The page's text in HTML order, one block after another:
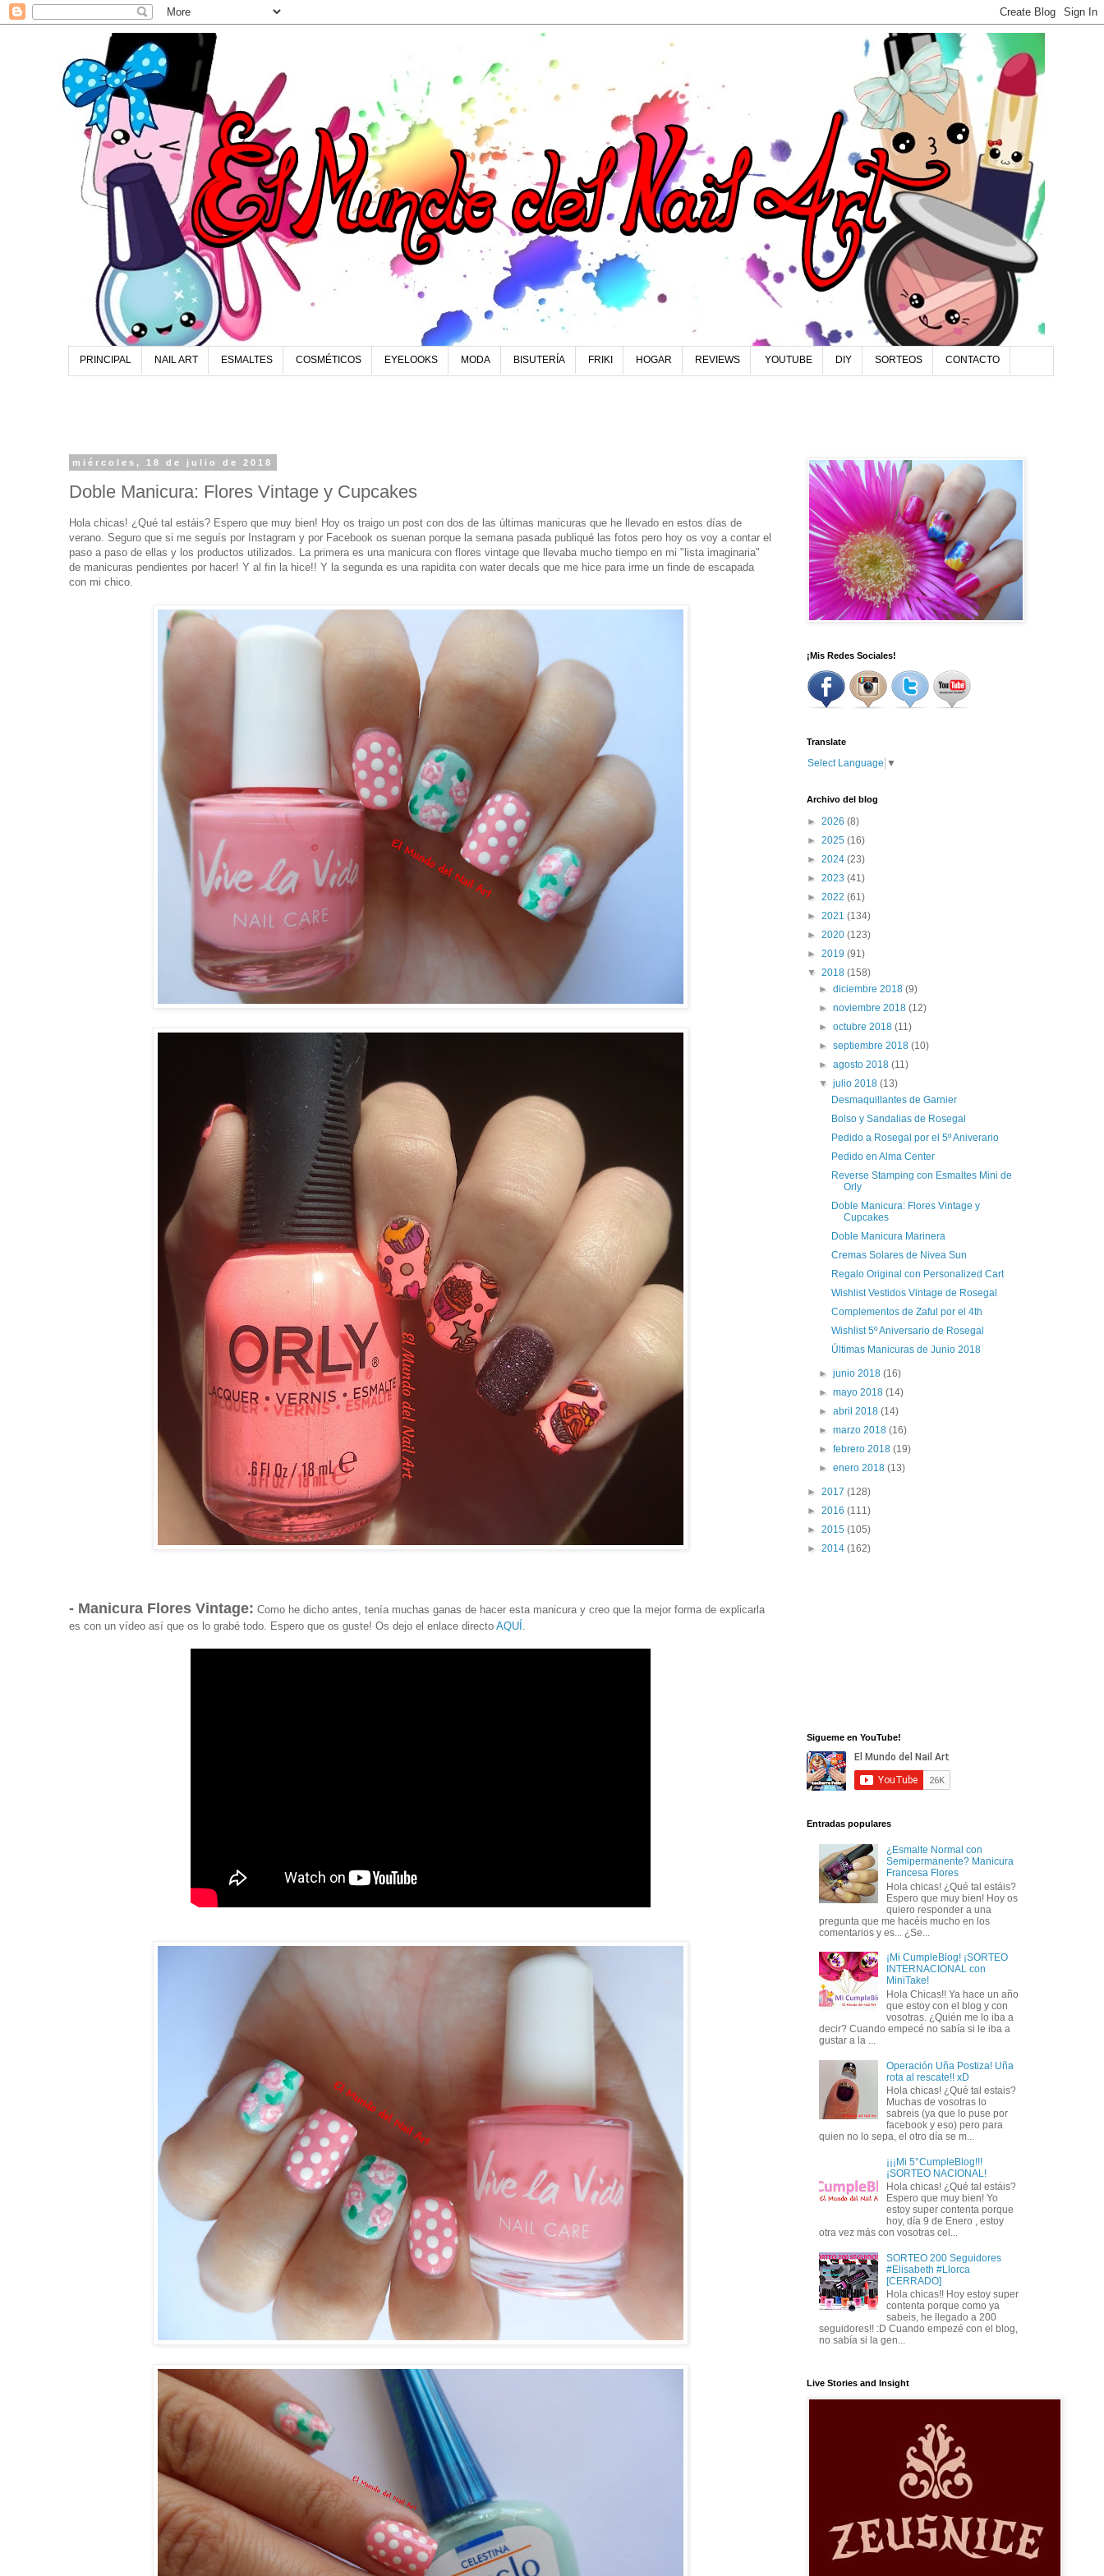
PRINCIPAL NAIL ART ESMALTES COSMÉTICOS EYELOOKS MODA BISUTERÍA FRIKI HOGAR REVIEWS YOUTUBE DIY SORTEOS CONTACTO
miércoles, 18 de julio de 2018
Doble Manicura: Flores Vintage y Cupcakes
Hola chicas! ¿Qué tal estáis? Espero que muy bien! Hoy os traigo un post con dos de las últimas manicuras que he llevado en estos días de
verano. Seguro que si me seguís por Instagram y por Facebook os suenan porque la semana pasada publiqué las fotos pero hoy os voy a contar el
paso a paso de ellas y los productos utilizados. La primera es una manicura con flores vintage que llevaba mucho tiempo en mi "lista imaginaria"
de manicuras pendientes por hacer! Y al fin la hice!! Y la segunda es una rapidita con water decals que me hice para irme un finde de escapada
con mi chico.
- Manicura Flores Vintage: Como he dicho antes, tenía muchas ganas de hacer esta manicura y creo que la mejor forma de explicarla
es con un vídeo así que os lo grabé todo. Espero que os guste! Os dejo el enlace directo AQUÍ
¡Mis Redes Sociales!
Translate
Select Language ▼
Archivo del blog
► 2026 (8)
► 2025 (16)
► 2024 (23)
► 2023 (41)
► 2022 (61)
► 2021 (134)
► 2020 (123)
► 2019 (91)
▼ 2018 (158)
►diciembre 2018(9)
►noviembre 2018(12)
►octubre 2018(11)
►septiembre 2018(10)
►agosto 2018(11)
▼julio 2018(13)
Desmaquillantes de Garnier
Bolso y Sandalias de Rosegal
Pedido a Rosegal por el 5º Aniverario
Pedido en Alma Center
Reverse Stamping con Esmaltes Mini de
Orly
Doble Manicura: Flores Vintage y
Cupcakes
Doble Manicura Marinera
Cremas Solares de Nivea Sun
Regalo Original con Personalized Cart
Wishlist Vestidos Vintage de Rosegal
Complementos de Zaful por el 4th
Wishlist 5º Aniversario de Rosegal
Últimas Manicuras de Junio 2018
►junio 2018(16)
►mayo 2018(14)
►abril 2018(14)
►marzo 2018(16)
►febrero 2018(19)
►enero 2018(13)
► 2017 (128)
► 2016 (111)
► 2015 (105)
► 2014 (162)
Sigueme en YouTube!
Entradas populares
¿Esmalte Normal con
Semipermanente? Manicura
Francesa Flores
Hola chicas! ¿Qué tal estáis?
Espero que muy bien! Hoy os
quiero responder a una
pregunta que me hacéis mucho en los
comentarios y es... ¿Se...
¡Mi CumpleBlog! ¡SORTEO
INTERNACIONAL con
MiniTake!
Hola Chicas!! Ya hace un año
que estoy con el blog y con
vosotras. ¿Quién me lo iba a
decir? Cuando empecé no sabía si le iba a
gustar a la ...
Operación Uña Postiza! Uña
rota al rescate!! xD
Hola chicas! ¿Qué tal estais?
Muchas de vosotras lo
sabreis (ya que lo puse por
facebook y eso) pero para
quien no lo sepa, el otro día se m...
¡¡¡Mi 5°CumpleBlog!!!
¡SORTEO NACIONAL!
Hola chicas! ¿Qué tal estáis?
Espero que muy bien! Yo
estoy super contenta porque
hoy, día 9 de Enero , estoy
otra vez más con vosotras cel...
SORTEO 200 Seguidores
#Elisabeth #Llorca
[CERRADO]
Hola chicas!! Hoy estoy super
contenta porque como ya
sabeis, he llegado a 200
seguidores!! :D Cuando empezé con el blog,
no sabía si la gen...
Live Stories and Insight